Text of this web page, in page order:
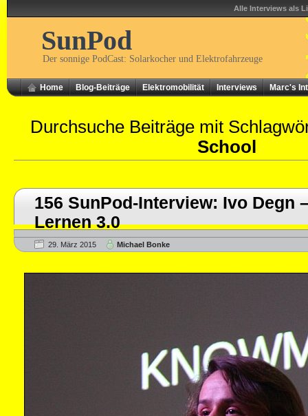
Alle Interviews als
SunPod
Der sonnige PodCast: Solarkocher und Elektrofahrzeuge
Home Blog-Beiträge Elektromobilität Interviews Marc's
Durchsuche Beiträge mit
School
156 SunPod-Interview: Ivo Degn
Lernen 3.0
29. März 2015 Michael Bonke